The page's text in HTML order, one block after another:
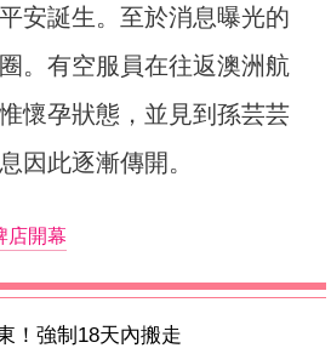
安誕生。至於消息曝光的
。有空服員在往返澳洲航
懷孕狀態，並見到孫芸芸
因此逐漸傳開。
店開幕
！強制18天內搬走